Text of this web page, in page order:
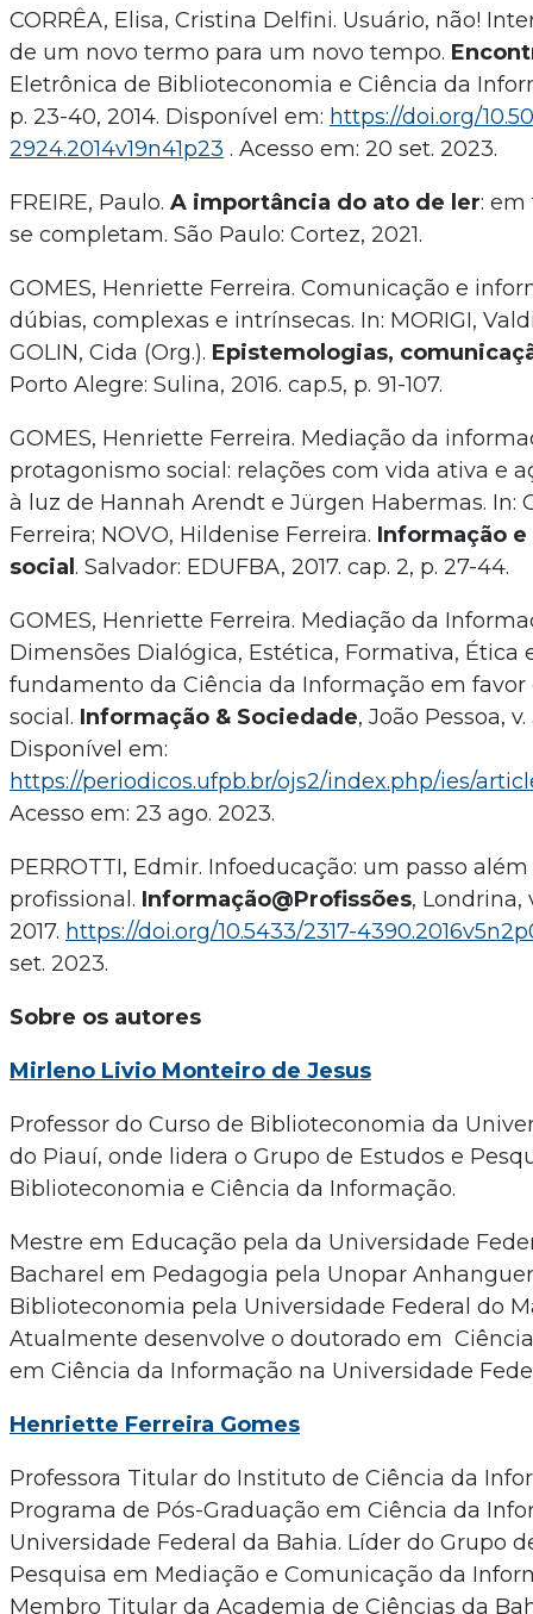
CORRÊA, Elisa, Cristina Delfini. Usuário, não!
de um novo termo para um novo tempo.
Eletrônica de Biblioteconomia e Ciência da
p. 23-40, 2014. Disponível em: https://doi.org/
2924.2014v19n41p23 . Acesso em: 20 set. 2023.
FREIRE, Paulo. A importância do ato de ler: em
se completam. São Paulo: Cortez, 2021.
GOMES, Henriette Ferreira. Comunicação e
dúbias, complexas e intrínsecas. In: MORIGI,
GOLIN, Cida (Org.). Epistemologias,
Porto Alegre: Sulina, 2016. cap.5, p. 91-107.
GOMES, Henriette Ferreira. Mediação da
protagonismo social: relações com vida ativa e
à luz de Hannah Arendt e Jürgen Habermas. In:
Ferreira; NOVO, Hildenise Ferreira. Informação
social . Salvador: EDUFBA, 2017. cap. 2, p. 27-44.
GOMES, Henriette Ferreira. Mediação da
Dimensões Dialógica, Estética, Formativa, Ética
fundamento da Ciência da Informação em
social. Informação & Sociedade, João Pessoa,
Disponível em:
https://periodicos.ufpb.br/ojs2/index.php/ies/
Acesso em: 23 ago. 2023.
PERROTTI, Edmir. Infoeducação: um passo
profissional. Informação@Profissões, Londrina,
2017. https://doi.org/10.5433/2317-
set. 2023.
Sobre os autores
Mirleno Livio Monteiro de Jesus
Professor do Curso de Biblioteconomia da
do Piauí, onde lidera o Grupo de Estudos e
Biblioteconomia e Ciência da Informação.
Mestre em Educação pela da Universidade
Bacharel em Pedagogia pela Unopar
Biblioteconomia pela Universidade Federal do
Atualmente desenvolve o doutorado em
em Ciência da Informação na Universidade
Henriette Ferreira Gomes
Professora Titular do Instituto de Ciência da
Programa de Pós-Graduação em Ciência da
Universidade Federal da Bahia. Líder do Grupo
Pesquisa em Mediação e Comunicação da
Membro Titular da Academia de Ciências da